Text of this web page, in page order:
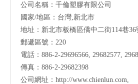
公司名稱：千倫塑膠有限公司
國家/地區：台灣,新北市
地址：新北市板橋區僑中二街114巷36
郵遞區號：220
電話： 886-2-29696566 , 29682577,
傳真：886-2-29682398
公司網址： http://www.chienlun.com